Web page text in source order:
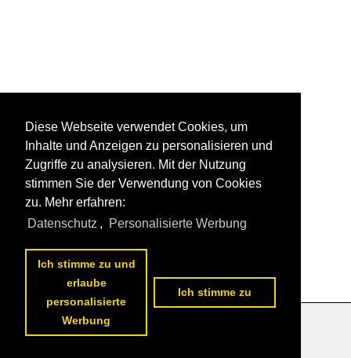
Diese Webseite verwendet Cookies, um
Inhalte und Anzeigen zu personalisieren und
Zugriffe zu analysieren. Mit der Nutzung
stimmen Sie der Verwendung von Cookies
zu. Mehr erfahren:
Datenschutz , Personalisierte Werbung
Ich stimme zu und
erlaube
personalisierte
Werbung
Ich stimme zu